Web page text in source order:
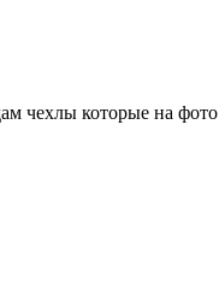
чехлы которые на фото